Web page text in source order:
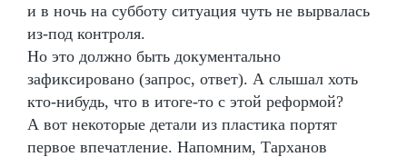
и в ночь на субботу ситуация чуть не вырвалась
из-под контроля.
Но это должно быть документально
зафиксировано (запрос, ответ). А слышал хоть
кто-нибудь, что в итоге-то с этой реформой?
А вот некоторые детали из пластика портят
первое впечатление. Напомним, Тарханов